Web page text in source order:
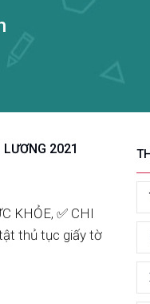
2021
KHỎE, ✅ CHI
tật thủ tục giấy tờ